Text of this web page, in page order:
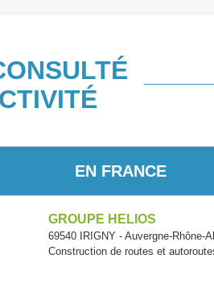
EN FRANCE
GROUPE HELIOS
69540 IRIGNY - Auvergne-Rhône-
Construction de routes et